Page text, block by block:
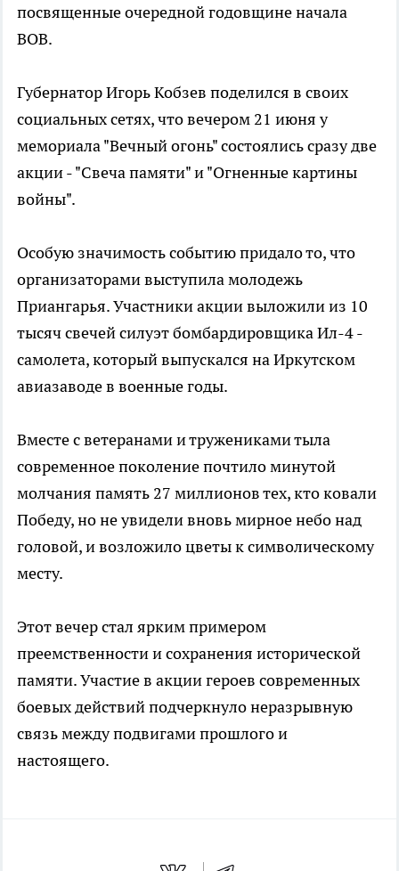
посвященные очередной годовщине начала
ВОВ.
Губернатор Игорь Кобзев поделился в своих
социальных сетях, что вечером 21 июня у
мемориала "Вечный огонь" состоялись сразу две
акции - "Свеча памяти" и "Огненные картины
войны".
Особую значимость событию придало то, что
организаторами выступила молодежь
Приангарья. Участники акции выложили из 10
тысяч свечей силуэт бомбардировщика Ил-4 -
самолета, который выпускался на Иркутском
авиазаводе в военные годы.
Вместе с ветеранами и тружениками тыла
современное поколение почтило минутой
молчания память 27 миллионов тех, кто ковали
Победу, но не увидели вновь мирное небо над
головой, и возложило цветы к символическому
месту.
Этот вечер стал ярким примером
преемственности и сохранения исторической
памяти. Участие в акции героев современных
боевых действий подчеркнуло неразрывную
связь между подвигами прошлого и
настоящего.